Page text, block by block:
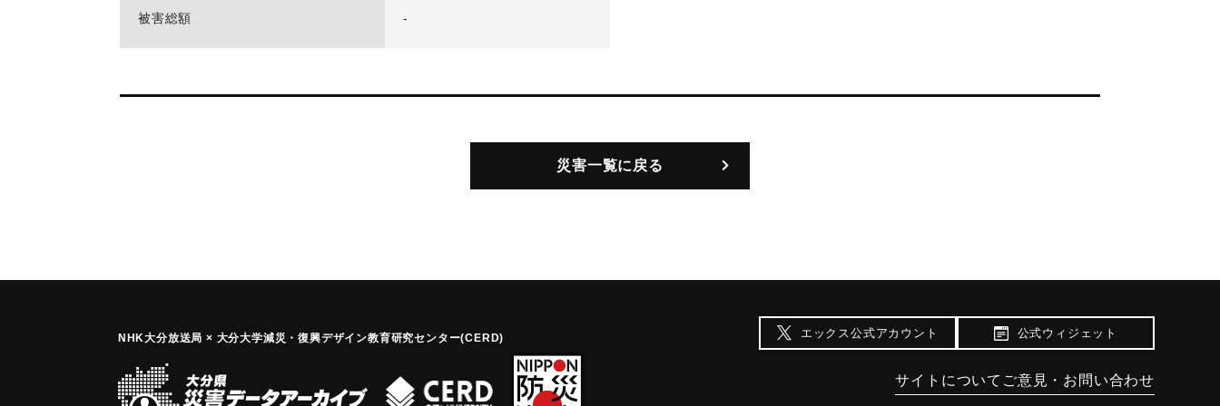
被害総額 -
災害一覧に戻る
NHK大分放送局 × 大分大学減災 ・復興デザイン教育研究センター(CERD) エックス公式アカウント 公式ウィジェット
サイトについて ご意見・お問い合わせ